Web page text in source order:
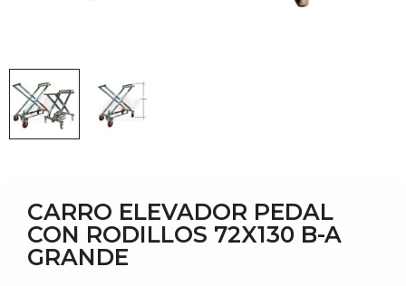
CARRO ELEVADOR PEDAL
CON RODILLOS 72X130 B-A
GRANDE